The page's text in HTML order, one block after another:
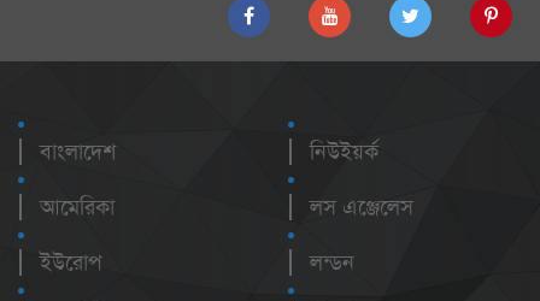
বাংলাদেশ
আমেরিকা
ইউরোপ
নিউইয়র্ক
লস এঞ্জেলেস
লন্ডন